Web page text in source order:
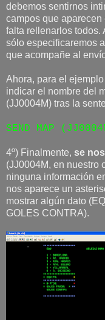
debemos sentirnos
campos que
falta rellenarlos todos.
sólo especificaremos
que acompañe al
Ahora, para el
indicar el nombre del
(JJ0004M) tras la
SEND MAP
4º) Finalmente, se
(JJ0004M, en nuestro
ninguna información
nos aparece un
mostrar algún dato
GOLES CONTRA).